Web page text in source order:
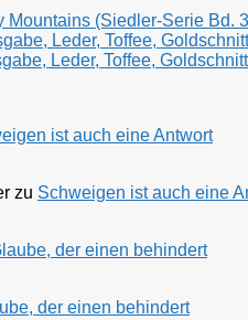
Mountains (Siedler-Serie Bd.
Leder, Toffee,
Leder, Toffee,
ist auch eine Antwort
zu Schweigen ist auch eine
der einen behindert
der einen behindert